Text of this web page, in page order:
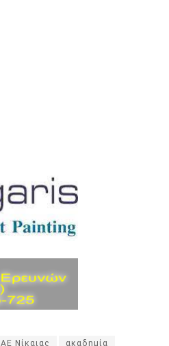
ΑΕ Νίκαιας ακαδημία